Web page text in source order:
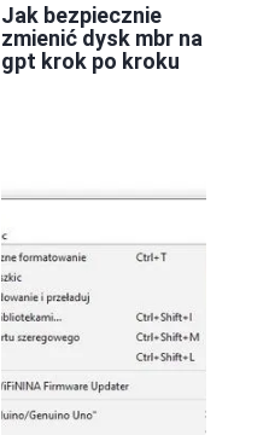
Jak bezpiecznie
zmienić dysk mbr na
gpt krok po kroku